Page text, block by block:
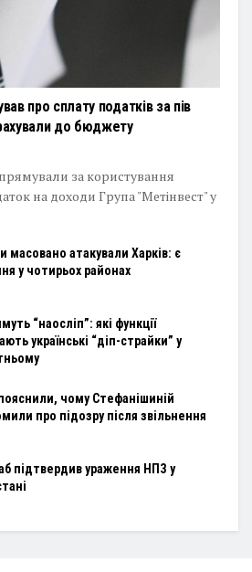
про сплату податків за пів
до бюджету
за користування
на доходи Група "Метінвест" у
масовано атакували Харків: є
у чотирьох районах
“наосліп”: які функції
українські “діп-страйки” у
чому Стефанішиній
про підозру після звільнення
підтвердив ураження НПЗ у